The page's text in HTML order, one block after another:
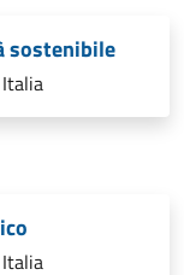
sostenibile